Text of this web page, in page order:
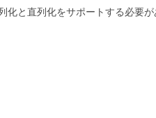
と直列化をサポートする必要